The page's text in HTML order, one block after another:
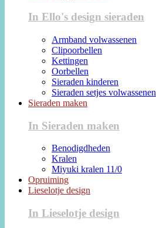
In Ello's design sieraden
Armband volwassenen
Clipoorbellen
Kettingen
Oorbellen
Sieraden kinderen
Sieraden setjes volwassenen
Sieraden maken
In Sieraden maken
Benodigdheden
Kralen
Miyuki kralen 11/0
Opruiming
Lieselotje design
In Lieselotje design